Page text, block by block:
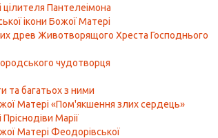
Пантелеімона
ікони Божої Матері
древ Животворящого Хреста Господнього
чудотворця
та багатьох з ними
Матері «Пом'якшення злих сердець»
Марії
Матері Феодорівської